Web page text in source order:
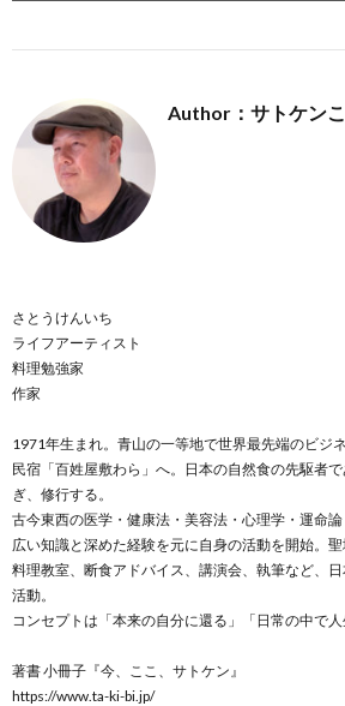
Author：サトケン
さとうけんいち
ライフアーティスト
料理勉強家
作家
1971年生まれ。青山の一等地で世界最先端のビジ
民宿「百姓屋敷わら」へ。日本の自然食の先駆者
ぎ、修行する。
古今東西の医学・健康法・美容法・心理学・運命
広い知識と深めた経験を元に自身の活動を開始。
料理教室、断食アドバイス、講演会、執筆など、
活動。
コンセプトは「本来の自分に還る」「日常の中で人
著書 小冊子『今、ここ、サトケン』
https://www.ta-ki-bi.jp/